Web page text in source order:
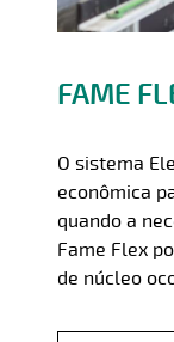
FAME
O sistema
econômica
quando a
Fame Flex
de núcleo